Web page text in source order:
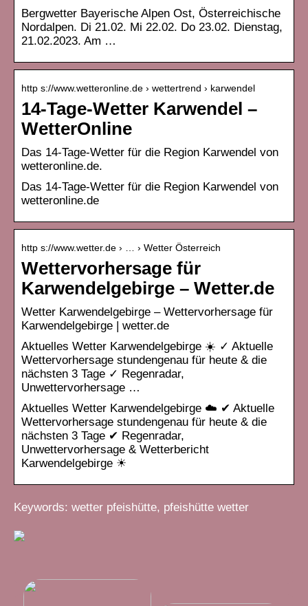
Bergwetter Bayerische Alpen Ost, Österreichische
Nordalpen. Di 21.02. Mi 22.02. Do 23.02. Dienstag,
21.02.2023. Am …
http s://www.wetteronline.de › wettertrend › karwendel
14-Tage-Wetter Karwendel –
WetterOnline
Das 14-Tage-Wetter für die Region Karwendel von
wetteronline.de.
Das 14-Tage-Wetter für die Region Karwendel von
wetteronline.de
http s://www.wetter.de › … › Wetter Österreich
Wettervorhersage für
Karwendelgebirge – Wetter.de
Wetter Karwendelgebirge – Wettervorhersage für
Karwendelgebirge | wetter.de
Aktuelles Wetter Karwendelgebirge ☀️ ✓ Aktuelle
Wettervorhersage stundengenau für heute & die
nächsten 3 Tage ✓ Regenradar,
Unwettervorhersage …
Aktuelles Wetter Karwendelgebirge ☁️ ✔ Aktuelle
Wettervorhersage stundengenau für heute & die
nächsten 3 Tage ✔ Regenradar,
Unwettervorhersage & Wetterbericht
Karwendelgebirge ☀
Keywords: wetter pfeishütte, pfeishütte wetter